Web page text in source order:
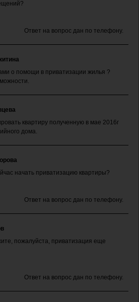
Ответ на вопрос дан по телефону.
о помощи в приватизации жилья ?
квартиру полученную в мае 2016г
дома.
начать приватизацию квартиры?
Ответ на вопрос дан по телефону.
пожалуйста, приватизация еще
Ответ на вопрос дан по телефону.